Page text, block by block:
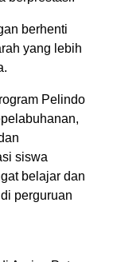
berhenti
yang lebih
Pelindo
siswa
belajar dan
perguruan